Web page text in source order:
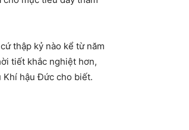
thập kỷ nào kể từ năm
tiết khắc nghiệt hơn,
Khí hậu Đức cho biết.